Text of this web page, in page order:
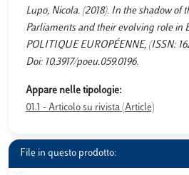
Lupo, Nicola. (2018). In the shadow of
Parliaments and their evolving role in
POLITIQUE EUROPÉENNE, (ISSN:
Doi: 10.3917/poeu.059.0196.
Appare nelle tipologie:
01.1 - Articolo su rivista (Article)
File in questo prodotto: